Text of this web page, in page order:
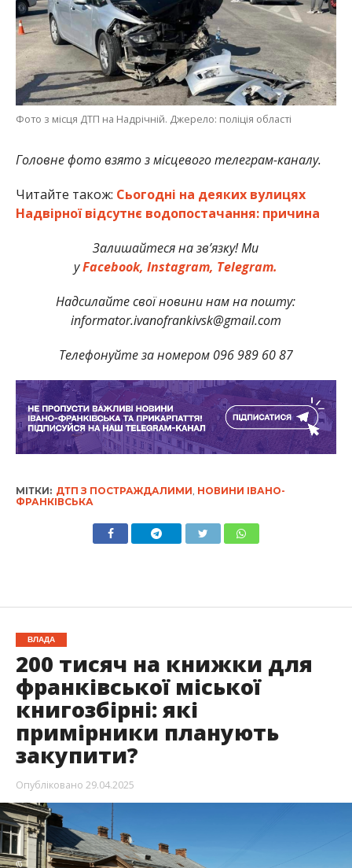
Фото з місця ДТП на Надрічній. Джерело: поліція області
Головне фото взято з місцевого телеграм-каналу.
Читайте також: Сьогодні на деяких вулицях
Надвірної відсутнє водопостачання: причина
Залишайтеся на зв’язку! Ми
уFacebook, Instagram, Telegram.
Надсилайте свої новини нам на пошту:
informator.ivanofrankivsk@gmail.com
Телефонуйте за номером 096 989 60 87
МІТКИ: ДТП З ПОСТРАЖДАЛИМИ НОВИНИ ІВАНО-
ФРАНКІВСЬКА
ВЛАДА
200 тисяч на книжки для
франківської міської
книгозбірні: які
примірники планують
закупити?
Опубліковано 29.04.2025